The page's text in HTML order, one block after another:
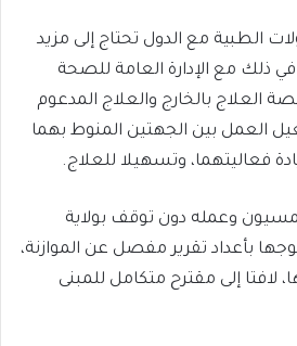
الطبية مع الدول تحتاج إلى مزيد
ذلك مع الإدارة العامة للصحة
العلاج بالخارج والعلاج المدعوم
العمل بين الجهتين المنوط بهما
فعاليتهما، وتسهيلا للعلاج.
وعمله دون توقف بولاية
بأعداد تقرير مفصل عن الموازنة،
لافتا إلى مقترح متكامل للمبنى